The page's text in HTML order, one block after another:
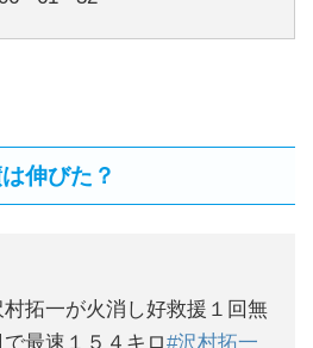
伸びた？
拓一が火消し好救援１回無
最速１５４キロ#沢村拓一